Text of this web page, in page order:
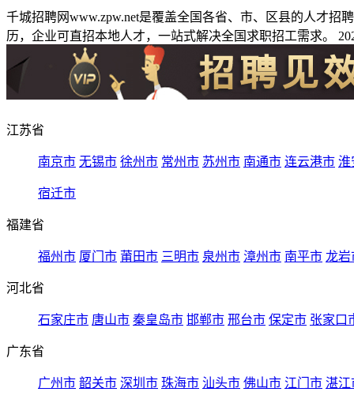
千城招聘网www.zpw.net是覆盖全国各省、市、区县的人才
历，企业可直招本地人才，一站式解决全国求职招工需求。
江苏省
南京市 无锡市 徐州市 常州市 苏州市 南通市 连云港市 淮
宿迁市
福建省
福州市 厦门市 莆田市 三明市 泉州市 漳州市 南平市 龙岩
河北省
石家庄市 唐山市 秦皇岛市 邯郸市 邢台市 保定市 张家口
广东省
广州市 韶关市 深圳市 珠海市 汕头市 佛山市 江门市 湛江